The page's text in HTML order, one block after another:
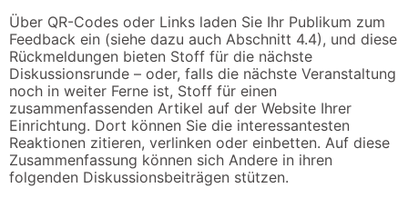
Über QR-Codes oder Links laden Sie Ihr Publikum zum
Feedback ein (siehe dazu auch Abschnitt 4.4), und diese
Rückmeldungen bieten Stoff für die nächste
Diskussionsrunde – oder, falls die nächste Veranstaltung
noch in weiter Ferne ist, Stoff für einen
zusammenfassenden Artikel auf der Website Ihrer
Einrichtung. Dort können Sie die interessantesten
Reaktionen zitieren, verlinken oder einbetten. Auf diese
Zusammenfassung können sich Andere in ihren
folgenden Diskussionsbeiträgen stützen.